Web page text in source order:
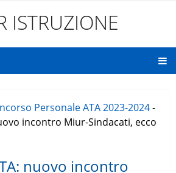
ISTRUZIONE
Personale ATA 2023-2024-
incontro Miur-Sindacati, ecco
nuovo incontro